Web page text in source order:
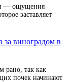
— ощущения
заставляет
за виноградом в
рано, так как
почек начинают